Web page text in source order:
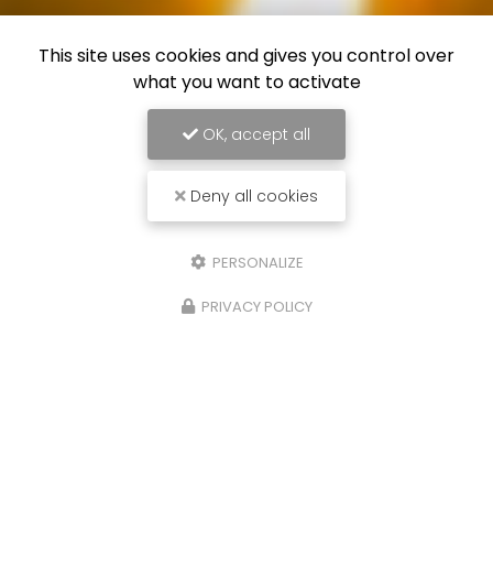
This site uses cookies and gives you control over
what you want to activate
OK, accept all
Deny all cookies
PERSONALIZE
PRIVACY POLICY